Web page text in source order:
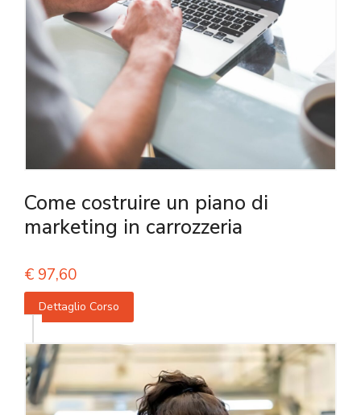
Come costruire un piano di
marketing in carrozzeria
€ 97,60
Dettaglio Corso